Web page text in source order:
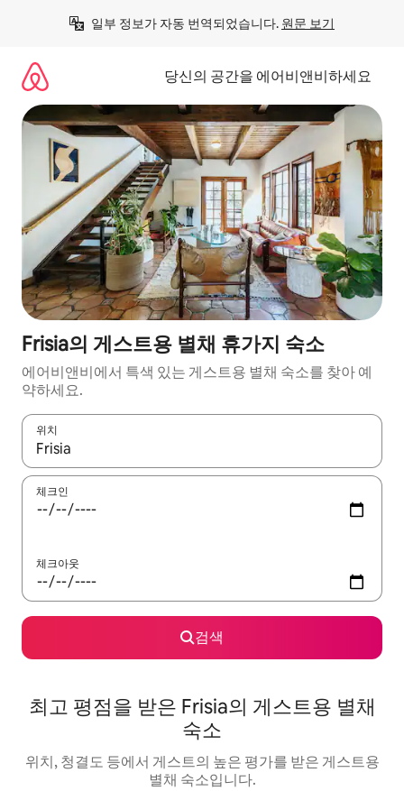
일부 정보가 자동 번역되었습니다. 원문 보기
당신의 공간을 에어비앤비하세요
Frisia의 게스트용 별채 휴가지 숙소
에어비앤비에서 특색 있는 게스트용 별채 숙소를 찾아 예
약하세요.
위치
결과가 나오면 위·아래 화살표 키를 사용하거나 터치 또는 스와이
체크인
체크아웃
검색
최고 평점을 받은 Frisia의 게스트용 별채
숙소
위치, 청결도 등에서 게스트의 높은 평가를 받은 게스트용
별채 숙소입니다.